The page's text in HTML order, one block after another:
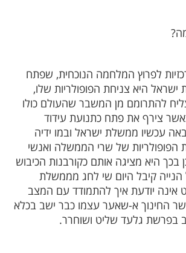
לפרוץ המלחמה הנוכחית, שפתח
היא צניחת הפופולריות שלו,
להתרומם מן המשבר שהעולם כולו
צירף את פתח כתנועת עידוד
עכשיו ממשלת ישראל ובמו ידיה
של שרי הממשלה ואנשי
היא מציגה אותם כקורבנות הכיבוש
הנייה קיבל היום שי לחג מממשלת
אינה יודעת איך להתמודד עם המצב
שר החינוך א-שאער עצמו כבר ישב בכלא
בפרשת גלעד שליט ושוחרר.